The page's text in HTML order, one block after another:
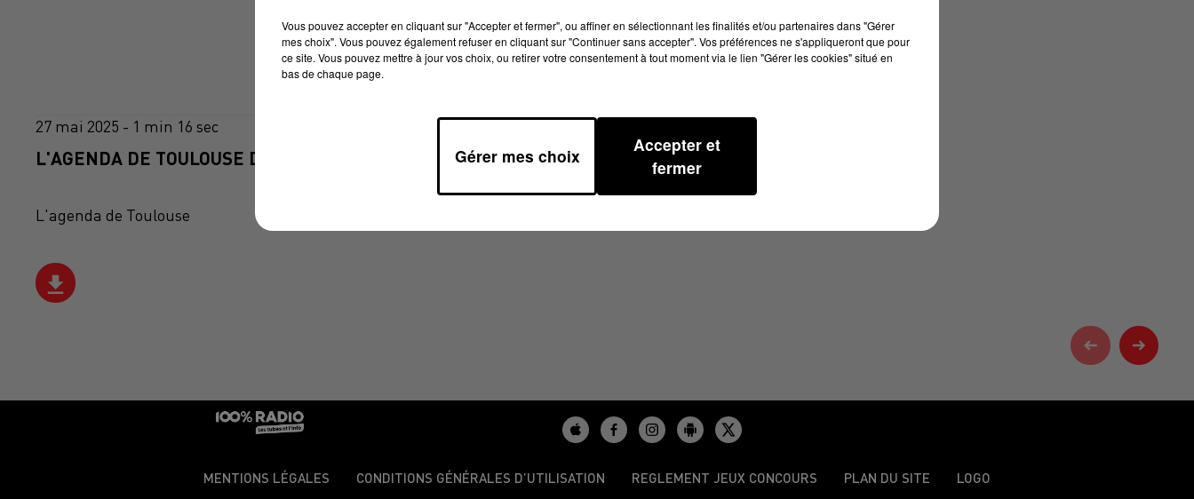
27 mai 2025 - 1 min 16 sec
L'AGENDA DE TOULOUSE DU 27/05/2025 À 16H39
L'agenda de Toulouse
MENTIONS LÉGALES CONDITIONS GÉNÉRALES D’UTILISATION REGLEMENT JEUX CONCOURS PLAN DU SITE LOGO
Vous pouvez accepter en cliquant sur "Accepter et fermer", ou affiner en sélectionnant les finalités et/ou partenaires dans "Gérer
mes choix". Vous pouvez également refuser en cliquant sur "Continuer sans accepter". Vos préférences ne s'appliqueront que pour
ce site. Vous pouvez mettre à jour vos choix, ou retirer votre consentement à tout moment via le lien "Gérer les cookies" situé en
bas de chaque page.
Gérer mes choix
Accepter et
fermer